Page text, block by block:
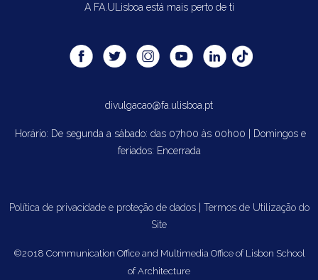
A FA.ULisboa está mais perto de ti
divulgacao@fa.ulisboa.pt
Horário: De segunda a sábado: das 07h00 às 00h00 | Domingos e
feriados: Encerrada
Política de privacidade e proteção de dados| Termos de Utilização do
Site
©2018 Communication Office and Multimedia Office of Lisbon School
of Architecture